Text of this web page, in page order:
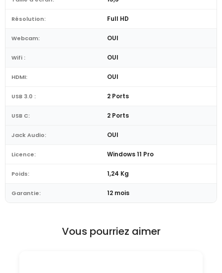
Résolution: Full HD
Webcam: OUI
Wifi : OUI
HDMI: OUI
USB 3.0 : 2 Ports
USB C: 2 Ports
Jack Audio: OUI
Licence: Windows 11 Pro
Poids: 1,24 Kg
Garantie: 12 mois
Vous pourriez aimer